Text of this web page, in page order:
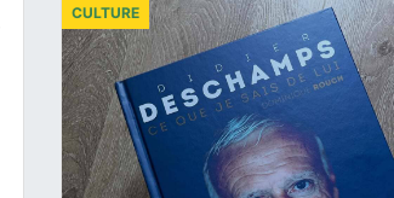
CULTURE